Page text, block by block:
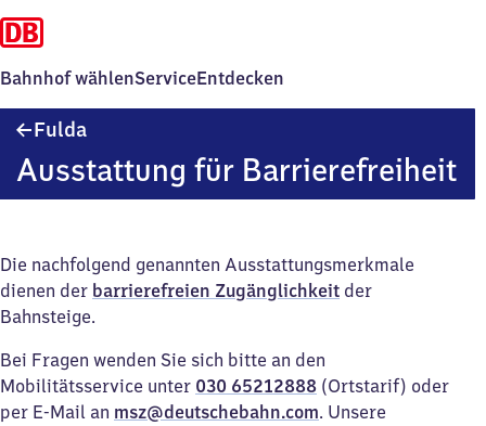
Bahnhof wählenServiceEntdecken
Fulda
Ausstattung für Barrierefreiheit
Die nachfolgend genannten Ausstattungsmerkmale
dienen der barrierefreien Zugänglichkeit der
Bahnsteige.
Bei Fragen wenden Sie sich bitte an den
Mobilitätsservice unter 030 65212888 (Ortstarif) oder
per E-Mail an msz@deutschebahn.com. Unsere